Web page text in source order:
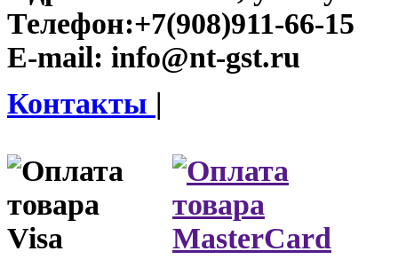
Телефон:+7(908)911-66-15
E-mail: info@nt-gst.ru
Контакты |